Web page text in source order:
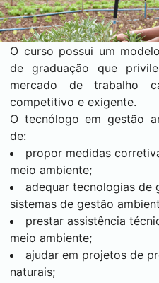
O curso possui um
de graduação que
mercado de trabalho
competitivo e exigente.
O tecnólogo em gestão
de:
propor medidas
meio ambiente;
adequar tecnologias de
sistemas de gestão
prestar assistência
meio ambiente;
ajudar em projetos de
naturais;